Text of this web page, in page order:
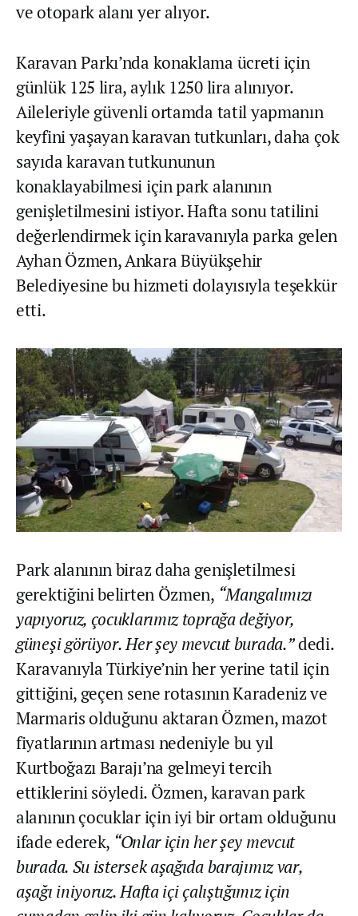
ve otopark alanı yer alıyor.
Karavan Parkı’nda konaklama ücreti için
günlük 125 lira, aylık 1250 lira alınıyor.
Aileleriyle güvenli ortamda tatil yapmanın
keyfini yaşayan karavan tutkunları, daha çok
sayıda karavan tutkununun
konaklayabilmesi için park alanının
genişletilmesini istiyor. Hafta sonu tatilini
değerlendirmek için karavanıyla parka gelen
Ayhan Özmen, Ankara Büyükşehir
Belediyesine bu hizmeti dolayısıyla teşekkür
etti.
Park alanının biraz daha genişletilmesi
gerektiğini belirten Özmen, “Mangalımızı
yapıyoruz, çocuklarımız toprağa değiyor,
güneşi görüyor. Her şey mevcut burada.”dedi.
Karavanıyla Türkiye’nin her yerine tatil için
gittiğini, geçen sene rotasının Karadeniz ve
Marmaris olduğunu aktaran Özmen, mazot
fiyatlarının artması nedeniyle bu yıl
Kurtboğazı Barajı’na gelmeyi tercih
ettiklerini söyledi. Özmen, karavan park
alanının çocuklar için iyi bir ortam olduğunu
ifade ederek, “Onlar için her şey mevcut
burada. Su istersek aşağıda barajımız var,
aşağı iniyoruz. Hafta içi çalıştığımız için